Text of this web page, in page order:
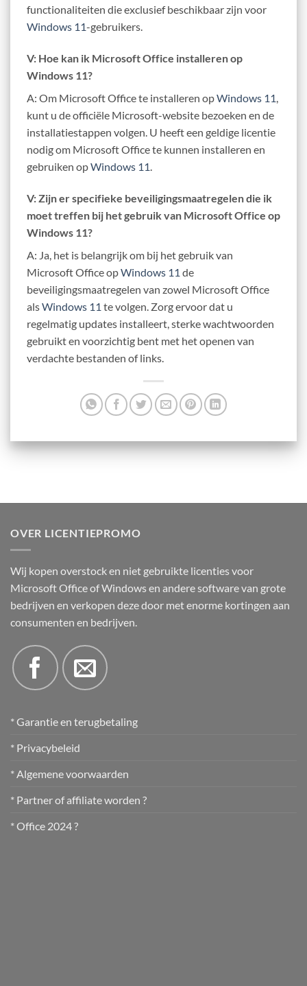
functionaliteiten die exclusief beschikbaar zijn voor
Windows 11-gebruikers.
V: Hoe kan ik Microsoft Office installeren op
Windows 11?
A: Om Microsoft Office te installeren opWindows 11
kunt u de officiële Microsoft-website bezoeken en de
installatiestappen volgen. U heeft een geldige licentie
nodig om Microsoft Office te kunnen installeren en
gebruiken opWindows 11
V: Zijn er specifieke beveiligingsmaatregelen die ik
moet treffen bij het gebruik van Microsoft Office op
Windows 11?
A: Ja, het is belangrijk om bij het gebruik van
Microsoft Office opWindows 11 de
beveiligingsmaatregelen van zowel Microsoft Office
alsWindows 11 te volgen. Zorg ervoor dat u
regelmatig updates installeert, sterke wachtwoorden
gebruikt en voorzichtig bent met het openen van
verdachte bestanden of links.
OVER LICENTIEPROMO
Wij kopen overstock en niet gebruikte licenties voor
Microsoft Office of Windows en andere software van grote
bedrijven en verkopen deze door met enorme kortingen aan
consumenten en bedrijven.
* Garantie en terugbetaling
* Privacybeleid
* Algemene voorwaarden
* Partner of affiliate worden ?
* Office 2024 ?